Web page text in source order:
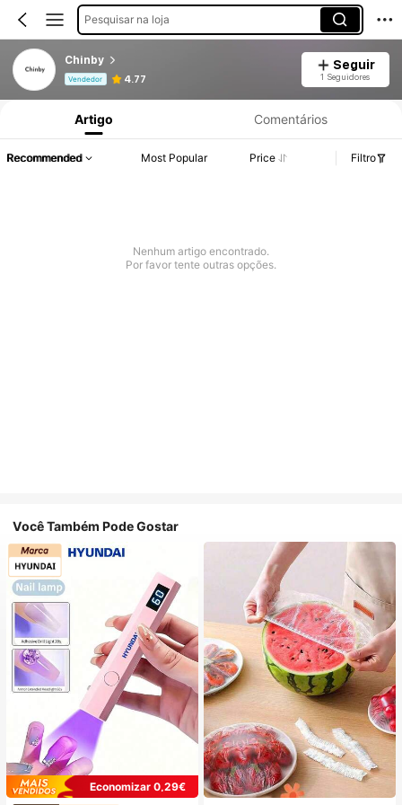
Pesquisar na loja
Chinby
Vendedor 4.77
Seguir
1 Seguidores
Informações do Produto: Divulgação de Preço, Vendas e Detalhes de Stock.
Artigo Comentários
Recommended Most Popular Price Filtro
Nenhum artigo encontrado.
Por favor tente outras opções.
Você Também Pode Gostar
Economizar 0,29€